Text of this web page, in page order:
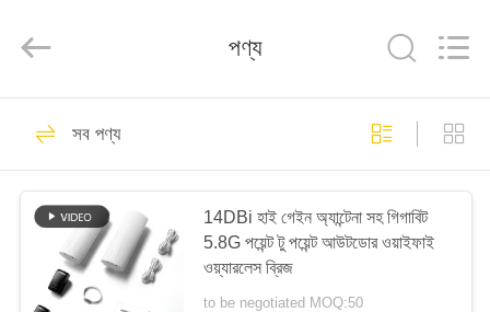
পণ্য
আমাদের
সম্পর্কে
Communications
Co.,
Reserved.
ওয়াইফাই এলটিই রাউটার
পণ্য
সব পণ্য
14DBi হাই গেইন অ্যান্টেনা সহ গিগাবিট
5.8G পয়েন্ট টু পয়েন্ট আউটডোর ওয়াইফাই
ওয়্যারলেস ব্রিজ
to be negotiated MOQ:50